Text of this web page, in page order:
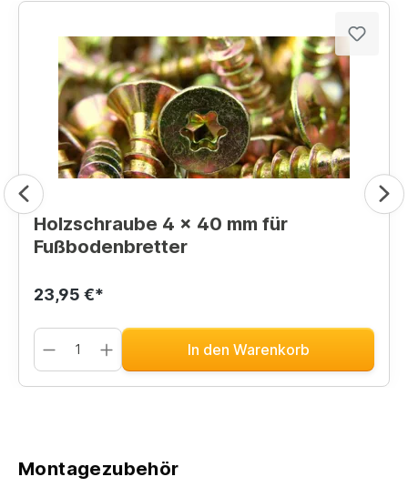
Holzschraube 4 x 40 mm für
Fußbodenbretter
23,95 €*
In den Warenkorb
Montagezubehör